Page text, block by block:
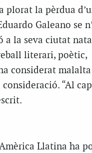
plorat la pèrdua
Galeano se
a la seva ciutat
literari, poètic,
considerat
“Al
Llatina ha